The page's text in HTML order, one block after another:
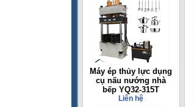
Máy ép thủy lực dụng
cụ nấu nướng nhà
bếp YQ32-315T
Liên hệ